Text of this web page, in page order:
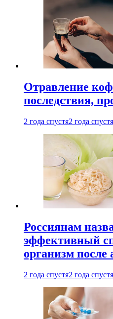
Отравление
последствия,
2 года спустя2 года спустя
Россиянам
эффективный
организм после
2 года спустя2 года спустя